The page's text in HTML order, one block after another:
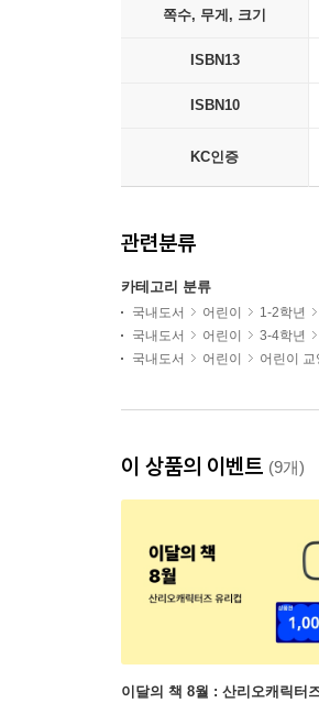
쪽수, 무게, 크기
ISBN13
ISBN10
KC인증
관련분류
카테고리 분류
국내도서 어린이 1-2학년
국내도서
어린이 3-4학년
국내도서
어린이 어린이 교
이 상품의 이벤트 (9개)
이달의 책 8월 : 산리오캐릭터